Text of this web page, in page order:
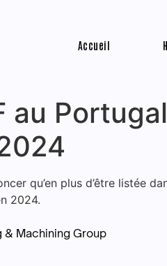
Accueil
au
qu’en plus d’être listée
2024.
Machining Group